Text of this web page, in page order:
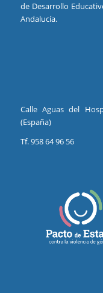
de Desarrollo
Andalucía.
Calle Aguas del
(España)
Tf. 958 64 96 56